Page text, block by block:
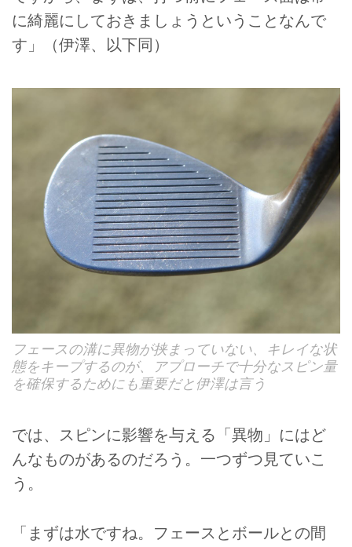
に綺麗にしておきましょうということなんで
す」（伊澤、以下同）
フェースの溝に異物が挟まっていない、キレイな状
態をキープするのが、アプローチで十分なスピン量
を確保するためにも重要だと伊澤は言う
では、スピンに影響を与える「異物」にはど
んなものがあるのだろう。一つずつ見ていこ
う。
「まずは水ですね。フェースとボールとの間